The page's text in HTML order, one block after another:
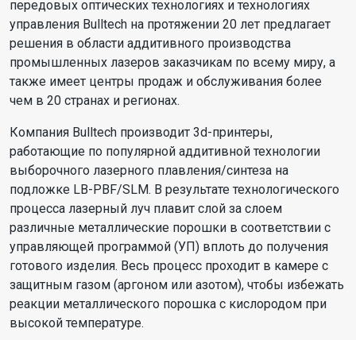
передовых оптических технологиях и технологиях
управления Bulltech на протяжении 20 лет предлагает
решения в области аддитивного производства
промышленных лазеров заказчикам по всему миру, а
также имеет центры продаж и обслуживания более
чем в 20 странах и регионах.
Компания Bulltech производит 3d-принтеры,
работающие по популярной аддитивной технологии
выборочного лазерного плавления/синтеза на
подложке LB-PBF/SLM. В результате технологического
процесса лазерный луч плавит слой за слоем
различные металлические порошки в соответствии с
управляющей программой (УП) вплоть до получения
готового изделия. Весь процесс проходит в камере с
защитным газом (аргоном или азотом), чтобы избежать
реакции металлического порошка с кислородом при
высокой температуре.